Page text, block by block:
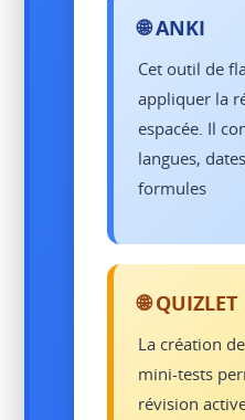
🌐 ANKI
Cet outil de
appliquer la
espacée. Il
langues,
formules
🌐 QUIZLET
La création
mini-tests
révision